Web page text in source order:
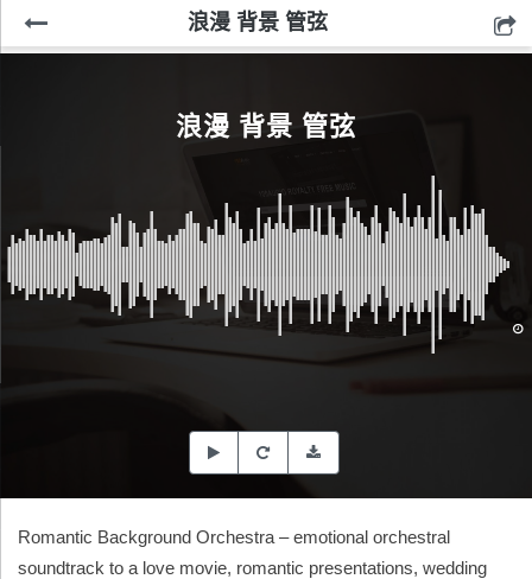
浪漫 背景 管弦
浪漫 背景 管弦
Romantic Background Orchestra – emotional orchestral
soundtrack to a love movie, romantic presentations, wedding